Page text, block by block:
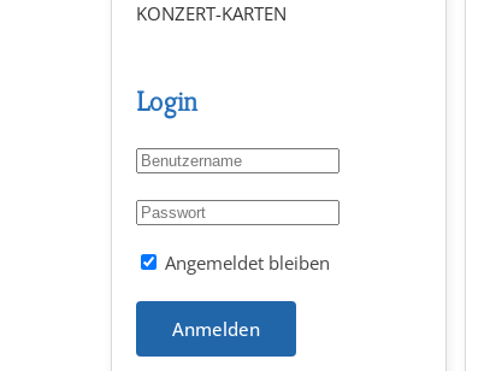
KONZERT-KARTEN
Login
Angemeldet bleiben
Anmelden